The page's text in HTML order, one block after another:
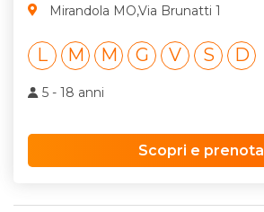
Mirandola MO,Via Brunatti 1
L M M G V S D
5 - 18 anni
Scopri e prenota